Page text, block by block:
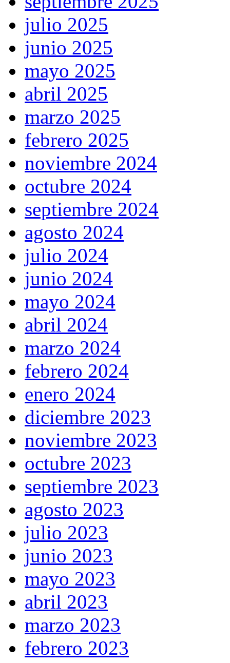
julio 2025
junio 2025
mayo 2025
abril 2025
marzo 2025
febrero 2025
noviembre 2024
octubre 2024
septiembre 2024
agosto 2024
julio 2024
junio 2024
mayo 2024
abril 2024
marzo 2024
febrero 2024
enero 2024
diciembre 2023
noviembre 2023
octubre 2023
septiembre 2023
agosto 2023
julio 2023
junio 2023
mayo 2023
abril 2023
marzo 2023
febrero 2023